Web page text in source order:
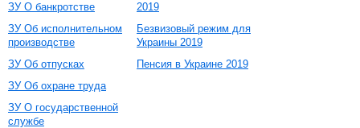
ЗУ О банкротстве
ЗУ Об исполнительном
производстве
ЗУ Об отпусках
ЗУ Об охране труда
ЗУ О государственной
службе
2019
Безвизовый режим для
Украины 2019
Пенсия в Украине 2019